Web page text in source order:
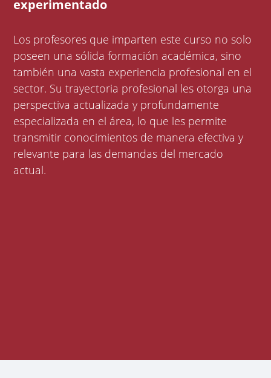
experimentado
Los profesores que imparten este curso no solo
poseen una sólida formación académica, sino
también una vasta experiencia profesional en el
sector. Su trayectoria profesional les otorga una
perspectiva actualizada y profundamente
especializada en el área, lo que les permite
transmitir conocimientos de manera efectiva y
relevante para las demandas del mercado
actual.